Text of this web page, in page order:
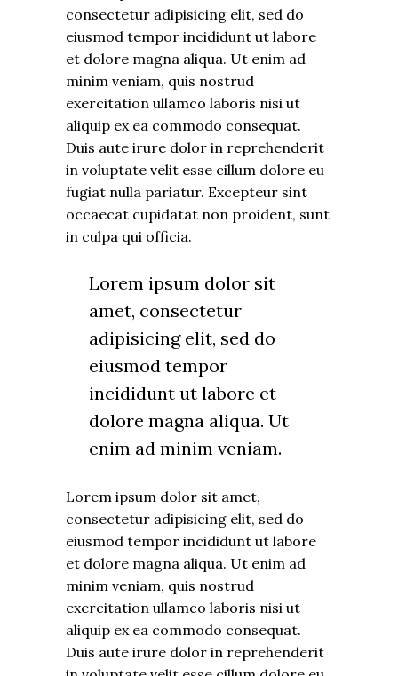
consectetur adipisicing elit, sed do
eiusmod tempor incididunt ut labore
et dolore magna aliqua. Ut enim ad
minim veniam, quis nostrud
exercitation ullamco laboris nisi ut
aliquip ex ea commodo consequat.
Duis aute irure dolor in reprehenderit
in voluptate velit esse cillum dolore eu
fugiat nulla pariatur. Excepteur sint
occaecat cupidatat non proident, sunt
in culpa qui officia.
Lorem ipsum dolor sit
amet, consectetur
adipisicing elit, sed do
eiusmod tempor
incididunt ut labore et
dolore magna aliqua. Ut
enim ad minim veniam.
Lorem ipsum dolor sit amet,
consectetur adipisicing elit, sed do
eiusmod tempor incididunt ut labore
et dolore magna aliqua. Ut enim ad
minim veniam, quis nostrud
exercitation ullamco laboris nisi ut
aliquip ex ea commodo consequat.
Duis aute irure dolor in reprehenderit